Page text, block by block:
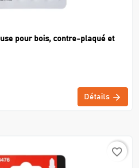
pour bois, contre-plaqué et
Détails
favorite_border